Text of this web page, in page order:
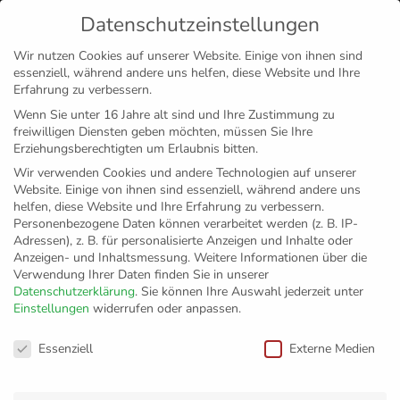
MENÜ
Disclaimer Impressum Datenschutz
Revanche glückt
Datenschutzeinstellungen
Wir nutzen Cookies auf unserer Website. Einige von ihnen sind
essenziell, während andere uns helfen, diese Website und Ihre
Erfahrung zu verbessern.
Wenn Sie unter 16 Jahre alt sind und Ihre Zustimmung zu
freiwilligen Diensten geben möchten, müssen Sie Ihre
Erziehungsberechtigten um Erlaubnis bitten.
Wir verwenden Cookies und andere Technologien auf unserer
Website. Einige von ihnen sind essenziell, während andere uns
helfen, diese Website und Ihre Erfahrung zu verbessern.
Personenbezogene Daten können verarbeitet werden (z. B. IP-
Adressen), z. B. für personalisierte Anzeigen und Inhalte oder
Anzeigen- und Inhaltsmessung. Weitere Informationen über die
Verwendung Ihrer Daten finden Sie in unserer
Datenschutzerklärung. Sie können Ihre Auswahl jederzeit unter
Einstellungen widerrufen oder anpassen.
Datenschutzeinstellungen
Essenziell Externe Medien